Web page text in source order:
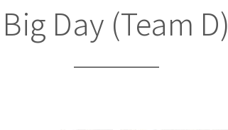
Big Day (Team D)